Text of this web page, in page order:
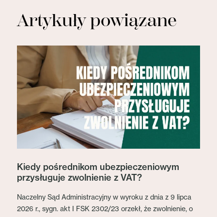
Artykuły powiązane
Kiedy pośrednikom ubezpieczeniowym
przysługuje zwolnienie z VAT?
Naczelny Sąd Administracyjny w wyroku z dnia z 9 lipca
2026 r., sygn. akt I FSK 2302/23 orzekł, że zwolnienie, o